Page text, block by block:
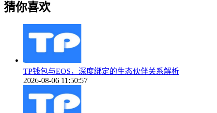
猜你喜欢
TP钱包与EOS，深度绑定的生态伙伴关系解析
2026-08-06 11:50:57